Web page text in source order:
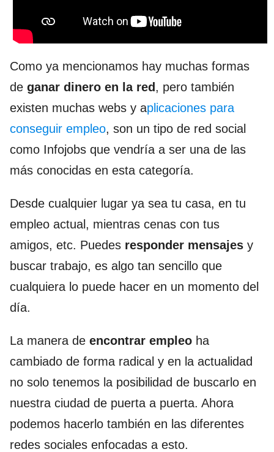
Como ya mencionamos hay muchas formas
de ganar dinero en la red , pero también
existen muchas webs y aplicaciones para
conseguir empleo, son un tipo de red social
como Infojobs que vendría a ser una de las
más conocidas en esta categoría.
Desde cualquier lugar ya sea tu casa, en tu
empleo actual, mientras cenas con tus
amigos, etc. Puedes responder mensajes y
buscar trabajo, es algo tan sencillo que
cualquiera lo puede hacer en un momento del
día.
La manera de encontrar empleo ha
cambiado de forma radical y en la actualidad
no solo tenemos la posibilidad de buscarlo en
nuestra ciudad de puerta a puerta. Ahora
podemos hacerlo también en las diferentes
redes sociales enfocadas a esto.